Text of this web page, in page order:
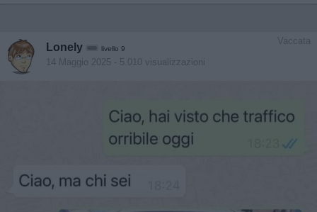
Vaccata
Lonely livello 9
14 Maggio 2025 - 5.010 visualizzazioni